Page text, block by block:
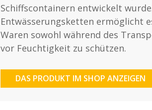
Schiffscontainern entwickelt
Entwässerungsketten ermöglicht
Waren sowohl während des
vor Feuchtigkeit zu schützen.
DAS PRODUKT IM SHOP ANZEIGEN